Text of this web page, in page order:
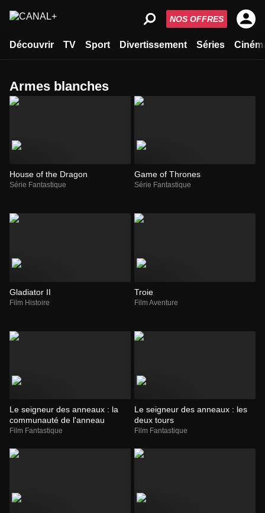
Découvrir TV Sport Divertissement Séries
NOS OFFRES
armes blanches
House of the Dragon
Série Fantastique
Game of Thrones
Série Fantastique
Gladiator II
Film Histoire
Troie
Film Aventure
Le seigneur des anneaux : la
communauté de l'anneau
Film Fantastique
Le seigneur des anneaux : les
deux tours
Film Fantastique